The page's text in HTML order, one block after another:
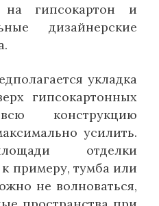
гипсокартон и
дизайнерские
укладка
гипсокартонных
конструкцию
усилить.
отделки
примеру, тумба или
не волноваться,